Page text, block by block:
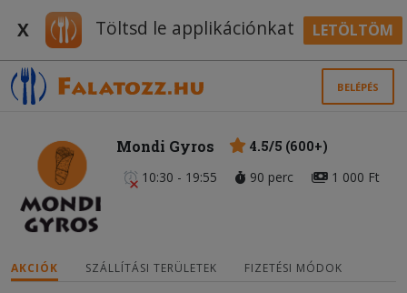
X Töltsd le applikációnkat LETÖLTÖM
BELÉPÉS
Mondi Gyros
4.5/5 (600+)
10:30 - 19:55
90 perc 1 000 Ft
AKCIÓK SZÁLLÍTÁSI TERÜLETEK FIZETÉSI MÓDOK